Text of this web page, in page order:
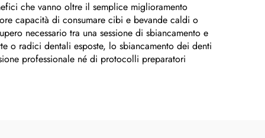
che vanno oltre il semplice miglioramento
capacità di consumare cibi e bevande caldi o
necessario tra una sessione di sbiancamento e
o radici dentali esposte, lo sbiancamento dei denti
professionale né di protocolli preparatori